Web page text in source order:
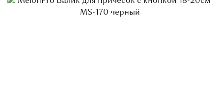
ДОСТАВКА И ОПЛАТА